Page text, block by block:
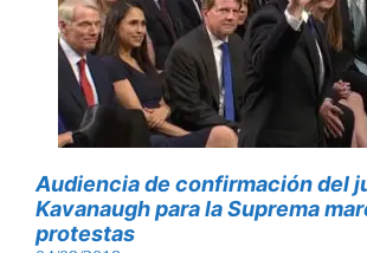
Audiencia de confirmación del
Kavanaugh para la Suprema
protestas